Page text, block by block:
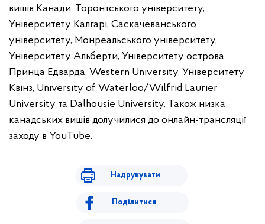
вишів Канади: Торонтського університету,
Університету Калгарі, Саскачеванського
університету, Монреальського університету,
Університету Альберти, Університету острова
Принца Едварда, Western University, Університету
Квінз, University of Waterloo/Wilfrid Laurier
University та Dalhousie University. Також низка
канадських вишів долучилися до онлайн-трансляції
заходу в YouTube.
Надрукувати
Поділитися